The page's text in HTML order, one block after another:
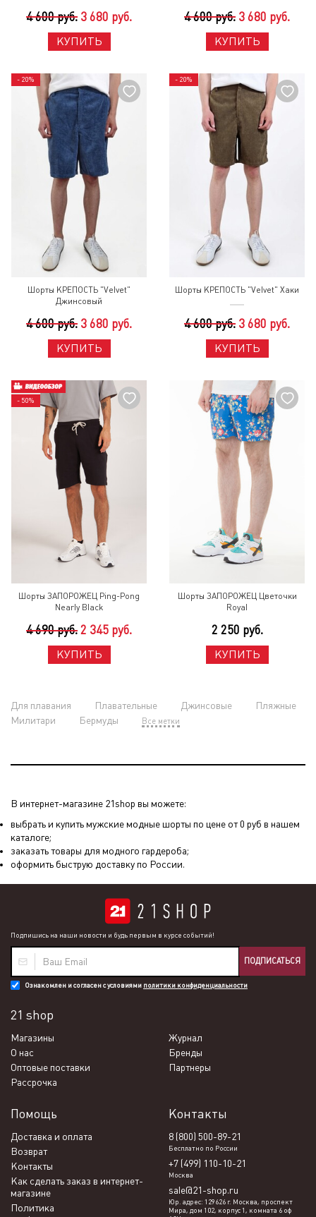
4 600 руб. 3 680 руб.
КУПИТЬ
4 600 руб. 3 680 руб.
КУПИТЬ
- 20%
Шорты КРЕПОСТЬ "Velvet"
Джинсовый
4 600 руб. 3 680 руб.
КУПИТЬ
- 20%
Шорты КРЕПОСТЬ "Velvet" Хаки
4 600 руб. 3 680 руб.
КУПИТЬ
- 50%
Шорты ЗАПОРОЖЕЦ Ping-Pong
Nearly Black
4 690 руб. 2 345 руб.
КУПИТЬ
Шорты ЗАПОРОЖЕЦ Цветочки
Royal
2 250 руб.
КУПИТЬ
Для плавания Плавательные Джинсовые
Пляжные
Милитари
Бермуды Все метки
В интернет-магазине 21shop вы можете:
выбрать и купить мужские модные шорты по цене от 0 руб в нашем
каталоге;
заказать товары для модного гардероба;
оформить быструю доставку по России.
Подпишись на наши новости и будь первым в курсе событий!
ПОДПИСАТЬСЯ
Ознакомлен и согласен с условиями политики конфиденциальности
21 shop
Магазины
Журнал
О нас
Бренды
Оптовые поставки
Партнеры
Рассрочка
Помощь
Доставка и оплата
Возврат
Контакты
Как сделать заказ в интернет-
магазине
Политика
Контакты
8 (800) 500-89-21
Бесплатно по России
+7 (499) 110-10-21
Москва
sale@21-shop.ru
Юр. адрес: 129626 г. Москва, проспект
Мира, дом 102, корпус 1, комната 6 оф